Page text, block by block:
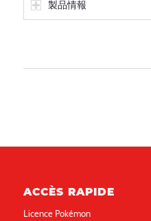
製品情報
ACCÈS RAPIDE
Licence Pokémon